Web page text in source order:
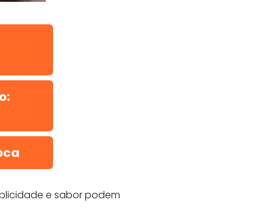
e sabor podem